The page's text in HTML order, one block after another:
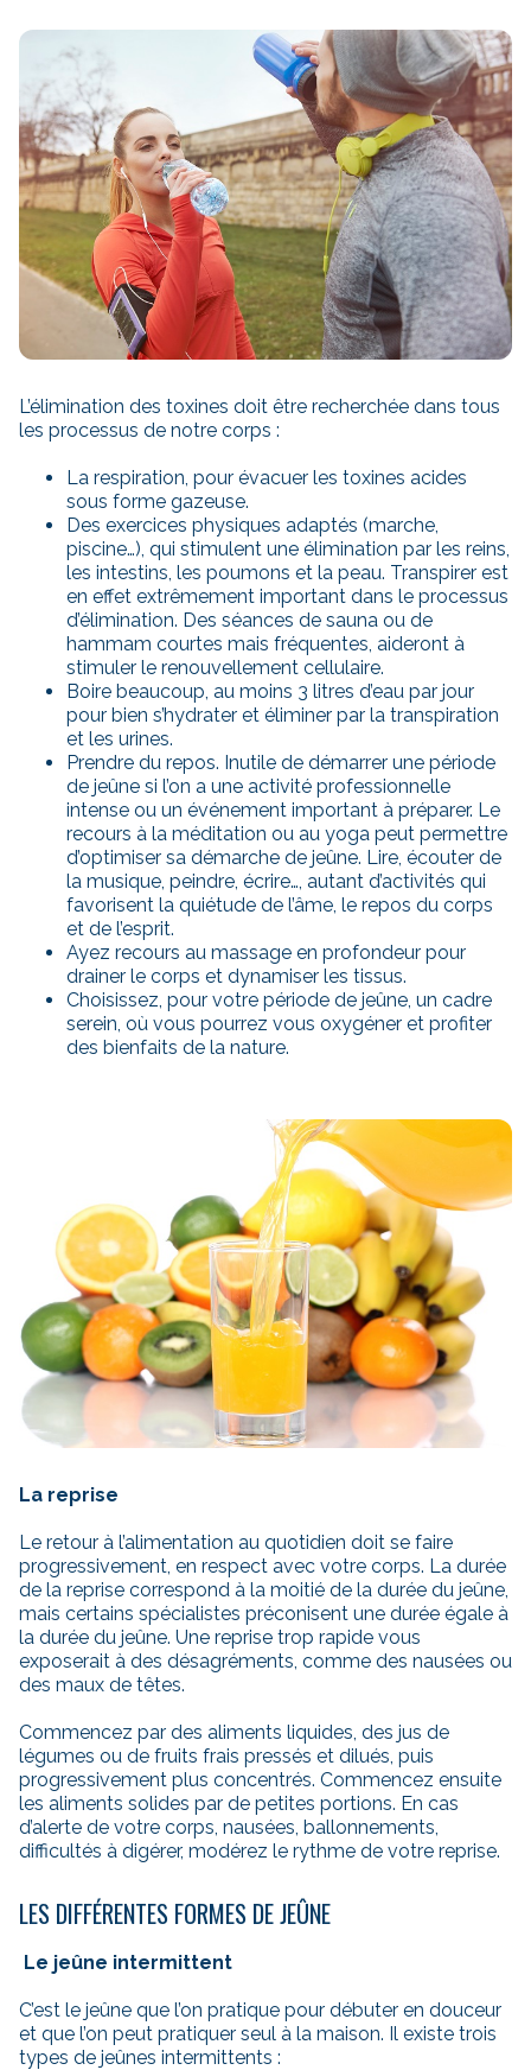
L’élimination des toxines doit être recherchée dans tous
les processus de notre corps :
La respiration, pour évacuer les toxines acides
sous forme gazeuse.
Des exercices physiques adaptés (marche,
piscine…), qui stimulent une élimination par les reins,
les intestins, les poumons et la peau. Transpirer est
en effet extrêmement important dans le processus
d’élimination. Des séances de sauna ou de
hammam courtes mais fréquentes, aideront à
stimuler le renouvellement cellulaire.
Boire beaucoup, au moins 3 litres d’eau par jour
pour bien s’hydrater et éliminer par la transpiration
et les urines.
Prendre du repos. Inutile de démarrer une période
de jeûne si l’on a une activité professionnelle
intense ou un événement important à préparer. Le
recours à la méditation ou au yoga peut permettre
d’optimiser sa démarche de jeûne. Lire, écouter de
la musique, peindre, écrire…, autant d’activités qui
favorisent la quiétude de l’âme, le repos du corps
et de l’esprit.
Ayez recours au massage en profondeur pour
drainer le corps et dynamiser les tissus.
Choisissez, pour votre période de jeûne, un cadre
serein, où vous pourrez vous oxygéner et profiter
des bienfaits de la nature.
La reprise
Le retour à l’alimentation au quotidien doit se faire
progressivement, en respect avec votre corps. La durée
de la reprise correspond à la moitié de la durée du jeûne,
mais certains spécialistes préconisent une durée égale à
la durée du jeûne. Une reprise trop rapide vous
exposerait à des désagréments, comme des nausées ou
des maux de têtes.
Commencez par des aliments liquides, des jus de
légumes ou de fruits frais pressés et dilués, puis
progressivement plus concentrés. Commencez ensuite
les aliments solides par de petites portions. En cas
d’alerte de votre corps, nausées, ballonnements,
difficultés à digérer, modérez le rythme de votre reprise.
LES DIFFÉRENTES FORMES DE JEÛNE
Le jeûne intermittent
C’est le jeûne que l’on pratique pour débuter en douceur
et que l’on peut pratiquer seul à la maison. Il existe trois
types de jeûnes intermittents :